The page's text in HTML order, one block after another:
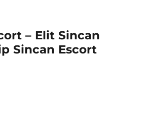
– Elit Sincan
Sincan Escort